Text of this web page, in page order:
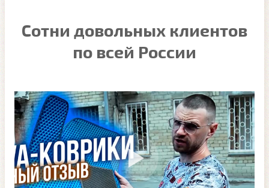
Сотни довольных клиентов
по всей России